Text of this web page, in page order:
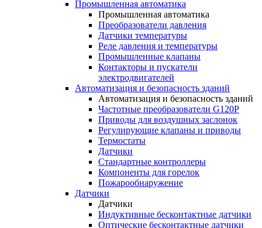
Промышленная автоматика
Промышленная автоматика
Преобразователи давления
Датчики температуры
Реле давления и температуры
Промышленные клапаны
Контакторы и пускатели
электродвигателей
Автоматизация и безопасность зданий
Автоматизация и безопасность зданий
Частотные преобразователи G120P
Приводы для воздушных заслонок
Регулирующие клапаны и приводы
Термостаты
Датчики
Стандартные контроллеры
Компоненты для горелок
Пожарообнаружение
Датчики
Датчики
Индуктивные бесконтактные датчики
Оптические бесконтактные датчики